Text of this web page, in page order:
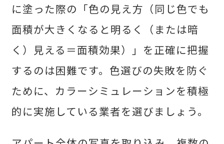
に塗った際の「色の見え方（同じ色でも
面積が大きくなると明るく（または暗
く）見える＝面積効果）」を正確に把握
するのは困難です。色選びの失敗を防ぐ
ために、カラーシミュレーションを積極
的に実施している業者を選びましょう。